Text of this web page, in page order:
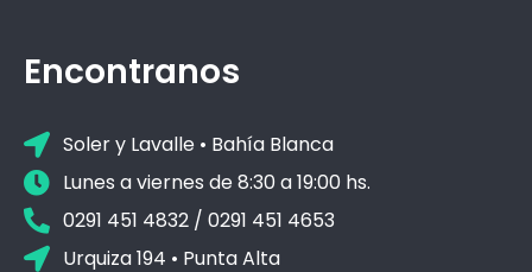
Encontranos
Soler y Lavalle • Bahía Blanca
Lunes a viernes de 8:30 a 19:00 hs.
0291 451 4832 / 0291 451 4653
Urquiza 194 • Punta Alta